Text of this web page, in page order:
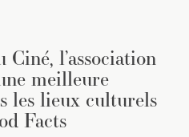
l’association
meilleure
les lieux culturels
Facts